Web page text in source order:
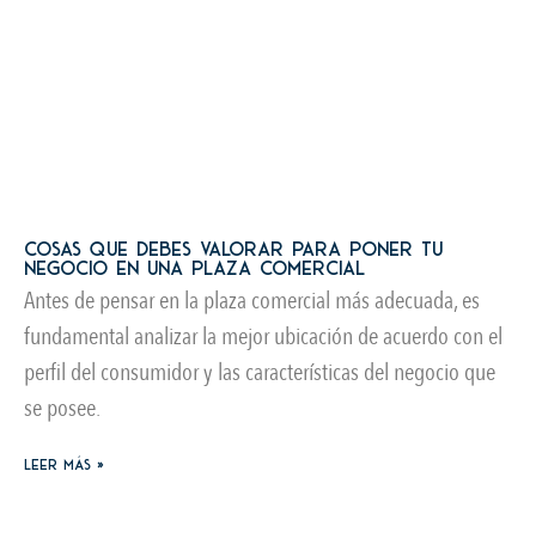
Cosas que debes valorar para poner tu
negocio en una plaza comercial
Antes de pensar en la plaza comercial más adecuada, es
fundamental analizar la mejor ubicación de acuerdo con el
perfil del consumidor y las características del negocio que
se posee.
Leer más »